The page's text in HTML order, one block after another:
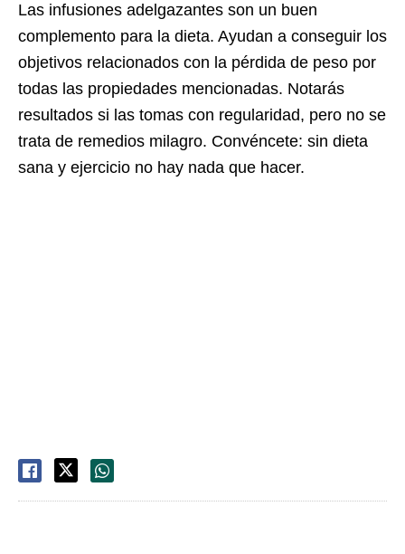
Las infusiones adelgazantes son un buen
complemento para la dieta. Ayudan a conseguir los
objetivos relacionados con la pérdida de peso por
todas las propiedades mencionadas. Notarás
resultados si las tomas con regularidad, pero no se
trata de remedios milagro. Convéncete: sin dieta
sana y ejercicio no hay nada que hacer.